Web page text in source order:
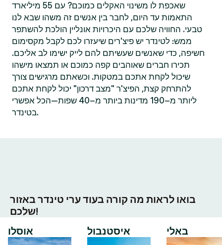
שאכפת לו משינוי האקלים כמוכם? עם 55 מיליארד
התאמות עד היום, לחבר בין אנשים זה משהו שבא לנו
טבעי. החוויה שלכם עם היכרויות אונליין הולכת להשתפר
ממש: לטינדר יש פיצ'רים שיעזרו לכם לקבל מקסימום
חשיפה, כדי שאנשים שעשיתם להם לייק ישימו לב אליכם.
תכירו חברים שאוהבים קפה כמוכם או תמצאו מישהו
שיכול לקחת אתכם במטקות. וכשאתם מרגישים צורך
להתרחק קצת, הפיצ'ר "מצב דרכון" יכול לקחת אתכם
ליותר מ–190 מדינות ביותר מ–40 שפות—הכל אפשרי
בטינדר.
בואו לראות מה קורה בעוד ערי טינדר באזור
שלכם!
אוסלו
איסטנבול באלי